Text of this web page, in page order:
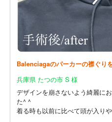
Balenciagaのパーカーの襟ぐり
兵庫県 たつの市 S 様
デザインを崩さないよう綺麗に
た^ ^
着る時も以前に比べて頭が入りや